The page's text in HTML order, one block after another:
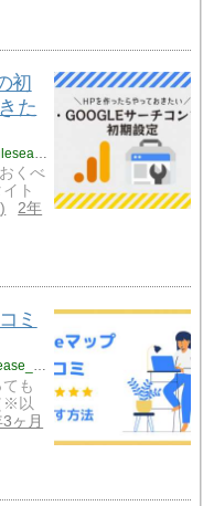
初
た
https://quickly.co.jp/knowledge_blog/ga4_googlesearchconsole_initial_setting
くべ
ト
2年
ミ
https://quickly.co.jp/knowledge_blog/meo_increase_review
も
※以
ヶ月